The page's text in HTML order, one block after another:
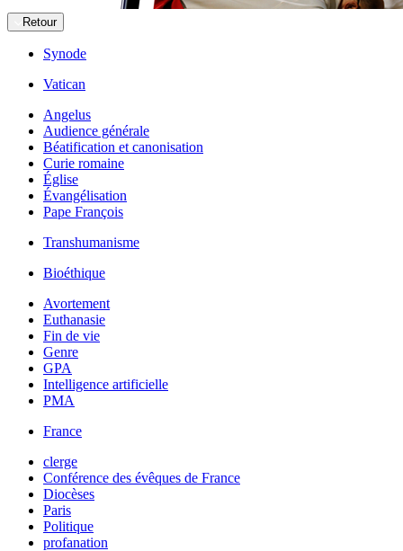
Retour
Synode
Vatican
Angelus
Audience générale
Béatification et canonisation
Curie romaine
Église
Évangélisation
Pape François
Transhumanisme
Bioéthique
Avortement
Euthanasie
Fin de vie
Genre
GPA
Intelligence artificielle
PMA
France
clerge
Conférence des évêques de France
Diocèses
Paris
Politique
profanation